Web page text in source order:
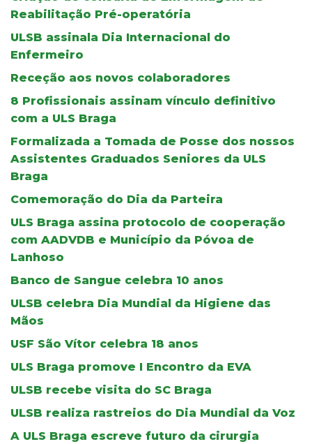
Reabilitação Pré-operatória
ULSB assinala Dia Internacional do
Enfermeiro
Receção aos novos colaboradores
8 Profissionais assinam vínculo definitivo
com a ULS Braga
Formalizada a Tomada de Posse dos nossos
Assistentes Graduados Seniores da ULS
Braga
Comemoração do Dia da Parteira
ULS Braga assina protocolo de cooperação
com AADVDB e Município da Póvoa de
Lanhoso
Banco de Sangue celebra 10 anos
ULSB celebra Dia Mundial da Higiene das
Mãos
USF São Vítor celebra 18 anos
ULS Braga promove I Encontro da EVA
ULSB recebe visita do SC Braga
ULSB realiza rastreios do Dia Mundial da Voz
A ULS Braga escreve futuro da cirurgia